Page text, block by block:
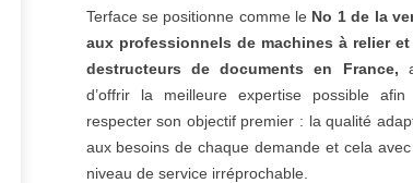
Terface se positionne comme le No 1 de la
aux professionnels de machines à relier et
destructeurs de documents en France,
d’offrir la meilleure expertise possible afin
respecter son objectif premier : la qualité
aux besoins de chaque demande et cela
niveau de service irréprochable.